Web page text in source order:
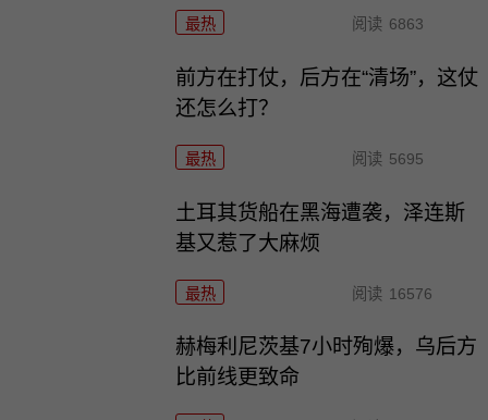
最热 阅读 6863
前方在打仗，后方在“清场”，这仗
还怎么打？
最热 阅读 5695
土耳其货船在黑海遭袭，泽连斯
基又惹了大麻烦
最热 阅读 16576
赫梅利尼茨基7小时殉爆，乌后方
比前线更致命